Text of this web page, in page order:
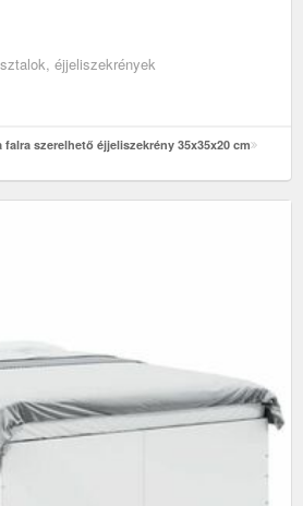
éjjeliszekrények
szerelhető éjjeliszekrény 35x35x20 cm